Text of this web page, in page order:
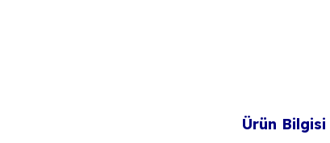
Ürün Bilgisi